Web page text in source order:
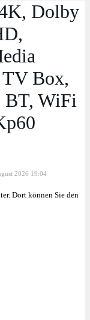
Dolby
Box,
BT, WiFi
2026 19:04
Dort können Sie den